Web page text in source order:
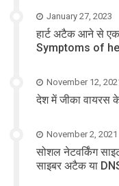
January 27, 2023
हार्ट अटैक आने से एक
Symptoms of
November 12,
देश में जीका वायरस
November 2, 2021
सोशल नेटवर्किंग
साइबर अटैक या